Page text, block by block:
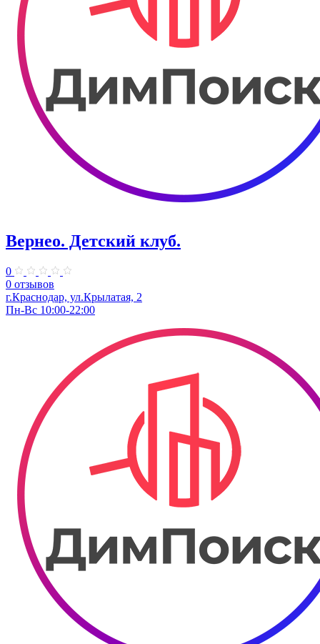
Вернео. Детский клуб.
0
0 отзывов
г.Краснодар, ул.Крылатая, 2
Пн-Вс 10:00-22:00